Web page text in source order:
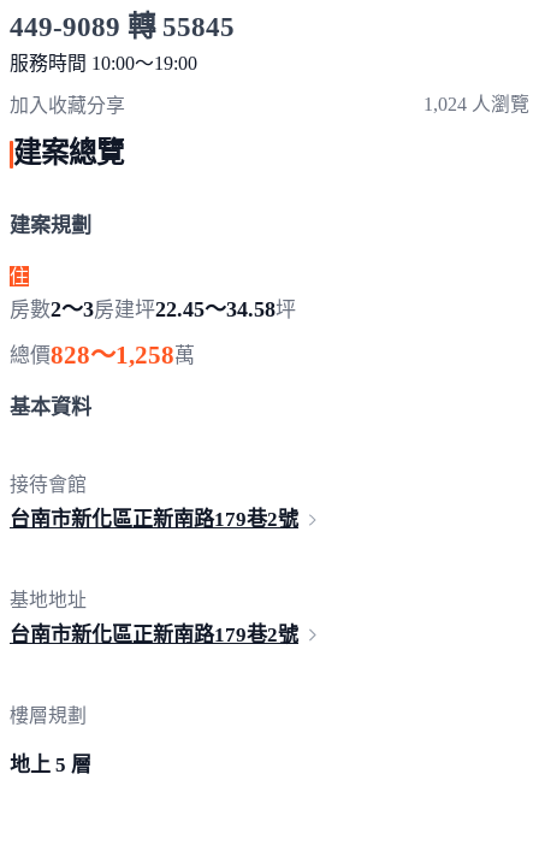
449-9089 轉 55845
服務時間 10:00～19:00
加入收藏分享 1,024 人瀏覽
建案總覽
建案規劃
住
房數2～3房建坪22.45～34.58坪
總價828～1,258萬
基本資料
接待會館
台南市新化區正新南路179巷2號
基地地址
台南市新化區正新南路179巷2號
樓層規劃
地上 5 層